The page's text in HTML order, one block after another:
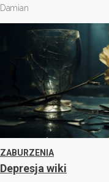
Damian
ZABURZENIA
Depresja wiki